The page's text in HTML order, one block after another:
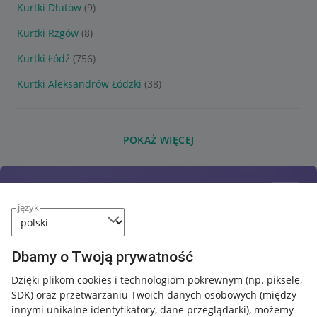
język
Dbamy o Twoją prywatność
Dzięki plikom cookies i technologiom pokrewnym (np. piksele,
SDK) oraz przetwarzaniu Twoich danych osobowych (między
innymi unikalne identyfikatory, dane przeglądarki), możemy
Kurtki Dłutów (9)
Kurtki Rzgów (8)
Kurtki Łódź (756)
Kurtki Aleksandrów Łódzki (38)
POKAŻ WIĘCEJ